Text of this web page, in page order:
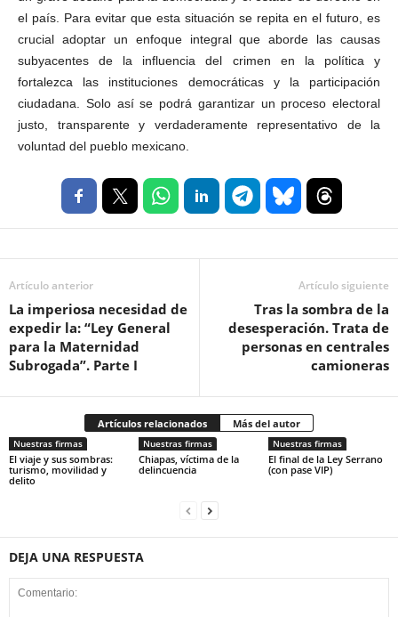
el país. Para evitar que esta situación se repita en el futuro, es
crucial adoptar un enfoque integral que aborde las causas
subyacentes de la influencia del crimen en la política y
fortalezca las instituciones democráticas y la participación
ciudadana. Solo así se podrá garantizar un proceso electoral
justo, transparente y verdaderamente representativo de la
voluntad del pueblo mexicano.
Artículo anterior
La imperiosa necesidad de
expedir la: “Ley General
para la Maternidad
Subrogada”. Parte I
Artículo siguiente
Tras la sombra de la
desesperación. Trata de
personas en centrales
camioneras
Artículos relacionados Más del autor
Nuestras firmas
El viaje y sus sombras:
turismo, movilidad y
delito
Nuestras firmas
Chiapas, víctima de la
delincuencia
Nuestras firmas
El final de la Ley Serrano
(con pase VIP)
DEJA UNA RESPUESTA